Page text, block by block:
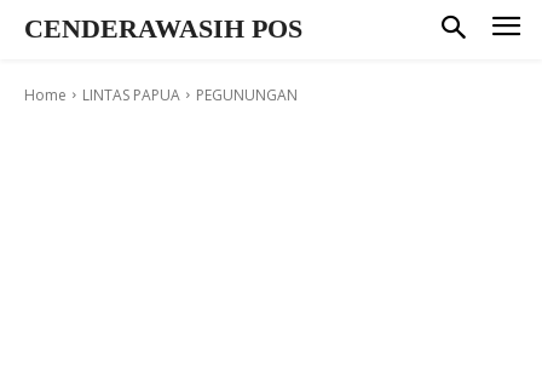
CENDERAWASIH POS
Home LINTAS PAPUA PEGUNUNGAN